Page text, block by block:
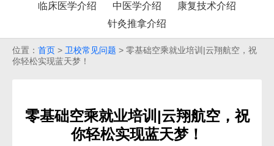
临床医学介绍
中医学介绍
康复技术介绍
针灸推拿介绍
位置： 首页 > 卫校常见问题 > 零基础空乘就业培训|云翔航空，祝
你轻松实现蓝天梦！
零基础空乘就业培训|云翔航空，祝
你轻松实现蓝天梦！